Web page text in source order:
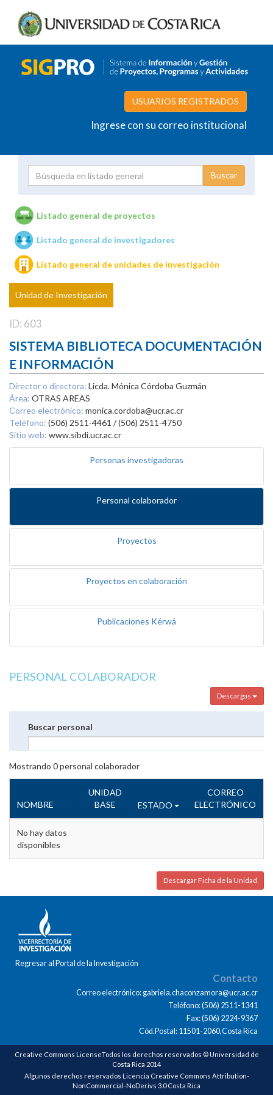
USUARIOS REGISTRADOS
Ingrese con su correo institucional
Unidades de investigación
Listado general de proyectos
Listado general de investigadores
Listado general de unidades de investigación
Unidad de Investigación
ID: 603
SISTEMA BIBLIOTECA DOCUMENTACIÓN
E INFORMACIÓN
Director o directora: Licda. Mónica Córdoba Guzmán
Área: OTRAS AREAS
Correo electrónico: monica.cordoba@ucr.ac.cr
Teléfono: (506) 2511-4461 / (506) 2511-4750
Sitio web: www.sibdi.ucr.ac.cr
Personas investigadoras
Personal colaborador
Proyectos
Proyectos en colaboración
Publicaciones Kérwá
PERSONAL COLABORADOR
Descargas
Buscar personal
Mostrando 0personal colaborador
NOMBRE
UNIDAD
BASE
ESTADO
CORREO
ELECTRÓNICO
No hay datos
disponibles
Descargar Ficha de la Unidad
Regresar al Portal de la Investigación
Contacto
Correo electrónico: gabriela.chaconzamora@ucr.ac.cr
Teléfono: (506) 2511-1341
Fax: (506) 2224-9367
Cód.Postal: 11501-2060,Costa Rica
Creative Commons LicenseTodos los derechos reservados © Universidad de
Costa Rica 2014
Algunos derechos reservados Licencia Creative Commons Attribution-
NonCommercial-NoDerivs 3.0 Costa Rica